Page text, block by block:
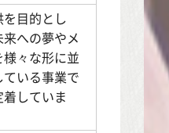
目的とし
への夢やメ
々な形に並
いる事業で
していま